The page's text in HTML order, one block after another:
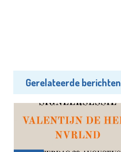
Gerelateerde berichten